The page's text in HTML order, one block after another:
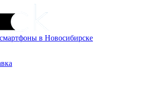
в Новосибирске